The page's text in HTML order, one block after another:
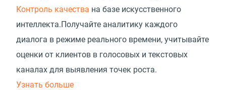
Контроль качества на базе искусственного
интеллекта.Получайте аналитику каждого
диалога в режиме реального времени, учитывайте
оценки от клиентов в голосовых и текстовых
каналах для выявления точек роста.
Узнать больше